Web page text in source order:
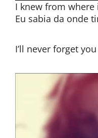
I knew from
Eu sabia da onde
I’ll never forget